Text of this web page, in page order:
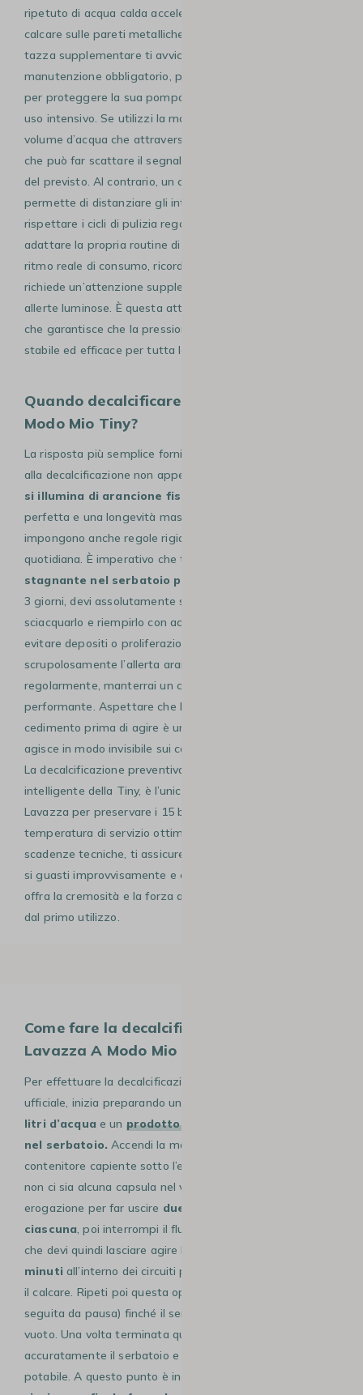
ripetuto di acqua calda accelera la sedimentazione del
calcare sulle pareti metalliche del termoblocco. Ogni
tazza supplementare ti avvicina al prossimo ciclo di
manutenzione obbligatorio, perché la Tiny è progettata
per proteggere la sua pompa dalle ostruzioni legate a un
uso intensivo. Se utilizzi la macchina per caffè lunghi, il
volume d’acqua che attraversa i condotti è maggiore, il
che può far scattare il segnale di decalcificazione prima
del previsto. Al contrario, un consumo moderato ti
permette di distanziare gli interventi tecnici, pur dovendo
rispettare i cicli di pulizia regolari. È quindi necessario
adattare la propria routine di manutenzione al proprio
ritmo reale di consumo, ricordando che un uso intensivo
richiede un’attenzione supplementare nel seguire le
allerte luminose. È questa attenzione al volume di servizio
che garantisce che la pressione d’estrazione rimarrà
stabile ed efficace per tutta la vita dell’apparecchio.
Quando decalcificare la mia Lavazza A
Modo Mio Tiny?
La risposta più semplice fornita dal libretto è di procedere
alla decalcificazione non appena il
si illumina di arancione fisso
perfetta e una longevità massima, le istruzioni
impongono anche regole rigide sulla gestione dell’acqua
quotidiana. È imperativo che tu
stagnante nel serbatoio per più di 3 giorni
3 giorni, devi assolutamente svuotare il serbatoio,
sciacquarlo e riempirlo con acqua fresca potabile per
evitare depositi o proliferazione batterica. Seguendo
scrupolosamente l’allerta arancione e rinnovando l’acqua
regolarmente, manterrai un circuito idraulico sano e
performante. Aspettare che la macchina mostri segni di
cedimento prima di agire è un errore, perché il tartaro
agisce in modo invisibile sui componenti interni più fragili.
La decalcificazione preventiva, attivata dal sistema
intelligente della Tiny, è l’unico metodo validato da
Lavazza per preservare i 15 bar di pressione e la
temperatura di servizio ottimale. Rispettando queste
scadenze tecniche, ti assicurerai che la tua macchina non
si guasti improvvisamente e che ogni tazza di caffè ti
offra la cremosità e la forza aromatica che ti aspetti fin
dal primo utilizzo.
Come fare la decalcificazione della
Lavazza A Modo Mio Tiny?
Per effettuare la decalcificazione secondo la procedura
ufficiale, inizia preparando una soluzione composta da
litri d’acquae un prodotto decalcificante
nel serbatoio. Accendi la macchina, posiziona un
contenitore capiente sotto l’erogatore e assicurati che
non ci sia alcuna capsula nel vano. Premi il pulsante di
erogazione per far uscire due tazze di circa 150 ml
ciascuna, poi interrompi il flusso. Le istruzioni precisano
che devi quindi lasciare agire la soluzione per
minuti all’interno dei circuiti per sciogliere efficacemente
il calcare. Ripeti poi questa operazione (erogazione
seguita da pausa) finché il serbatoio non è totalmente
vuoto. Una volta terminata questa fase chimica, sciacqua
accuratamente il serbatoio e riempilo con acqua fresca
potabile. A questo punto è indispensabile procedere a un